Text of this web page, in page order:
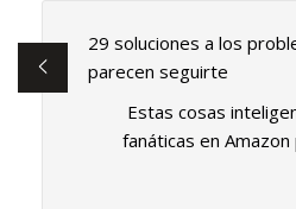
29 soluciones a los
parecen seguirte
Estas cosas
fanáticas en